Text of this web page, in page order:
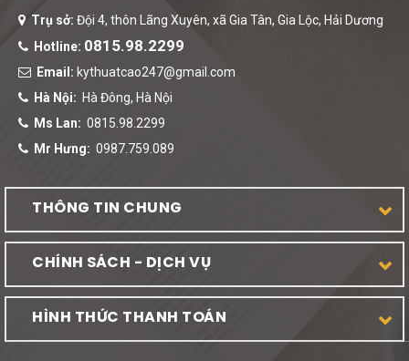
Trụ sở: Đội 4, thôn Lãng Xuyên, xã Gia Tân, Gia Lộc, Hải Dương
Hotline: 0815.98.2299
Email: kythuatcao247@gmail.com
Hà Nội: Hà Đông, Hà Nội
Ms Lan: 0815.98.2299
Mr Hưng: 0987.759.089
THÔNG TIN CHUNG
CHÍNH SÁCH - DỊCH VỤ
HÌNH THỨC THANH TOÁN